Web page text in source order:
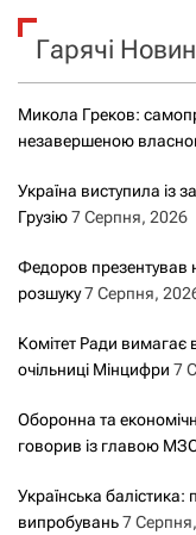
к
Гарячі
Микола Греков:
незавершеною
Україна виступила із
Грузію7 Серпня, 2026
Федоров презентував
розшуку7 Серпня,
Комітет Ради вимагає
очільниці Мінцифри 7
Оборонна та
говорив із главою
Українська
випробувань7